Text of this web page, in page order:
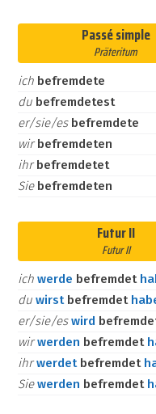
Passé simple
Präteritum
ich befremdete
du befremdetest
er/sie/es befremdete
wirbefremdeten
ihrbefremdetet
Sie befremdeten
Futur II
Futur II
ich werde befremdet
du wirst befremdet
er/sie/eswird
wirwerden befremdet
ihrwerdet befremdet
Siewerden befremdet